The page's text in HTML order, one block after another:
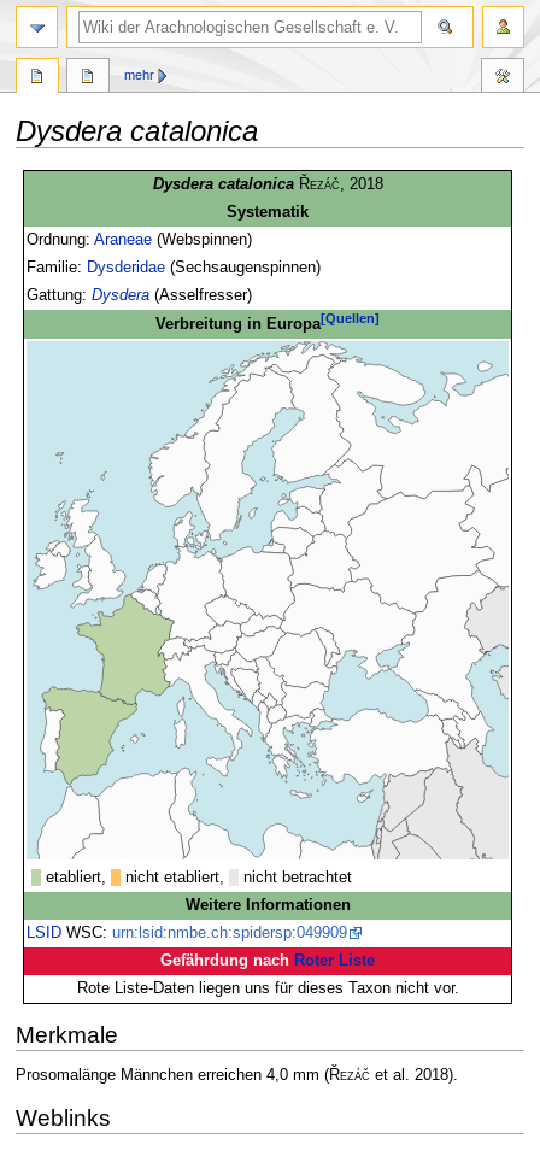
Dysdera catalonica
springen
springen
Dysdera catalonica Řezáč , 2018
Systematik
Ordnung:Araneae (Webspinnen)
Familie: Dysderidae (Sechsaugenspinnen)
Gattung:Dysdera (Asselfresser)
Verbreitung in Europa[Quellen]
etabliert, nicht etabliert,
nicht betrachtet
Weitere Informationen
LSID WSC:urn:lsid:nmbe.ch:spidersp:049909
Gefährdung nach Roter Liste
Rote Liste-Daten liegen uns für dieses Taxon nicht vor.
Merkmale
Prosomalänge Männchen erreichen 4,0 mm (Řezáč et al. 2018).
Weblinks
mehr